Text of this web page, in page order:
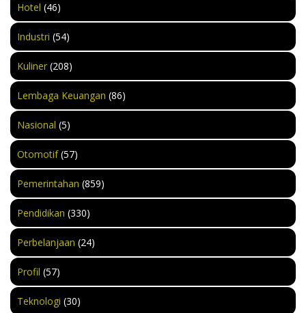
Hotel (46)
Industri (54)
Kuliner (208)
Lembaga Keuangan (86)
Nasional (5)
Otomotif(57)
Pemerintahan (859)
Pendidikan (330)
Perbelanjaan (24)
Profil (57)
Teknologi (30)